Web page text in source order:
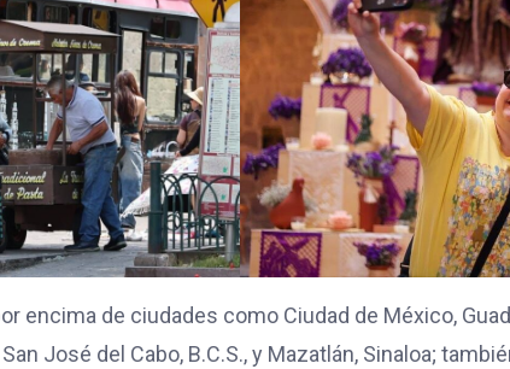
encima de ciudades como Ciudad de México,
José del Cabo, B.C.S., y Mazatlán, Sinaloa;